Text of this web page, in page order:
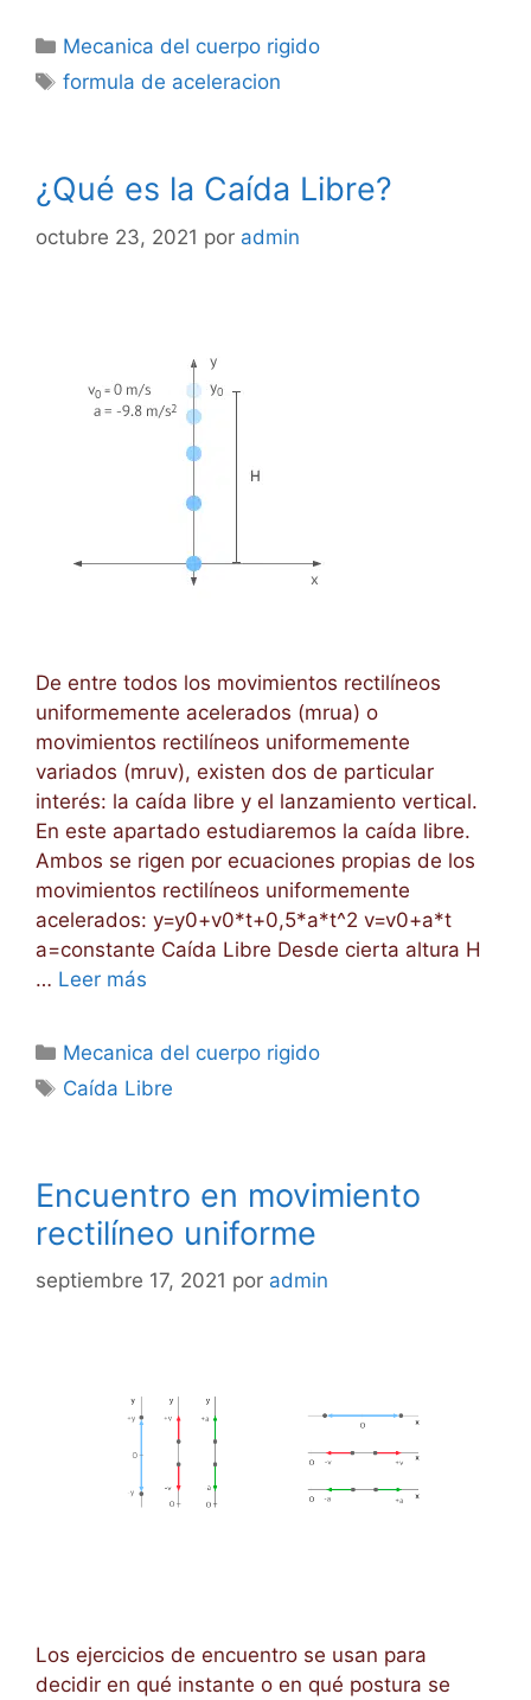
Categorías
Mecanica del cuerpo rigido
Etiquetas
formula de aceleracion
¿Qué es la Caída Libre?
octubre 23, 2021 por admin
De entre todos los movimientos rectilíneos
uniformemente acelerados (mrua) o
movimientos rectilíneos uniformemente
variados (mruv), existen dos de particular
interés: la caída libre y el lanzamiento vertical.
En este apartado estudiaremos la caída libre.
Ambos se rigen por ecuaciones propias de los
movimientos rectilíneos uniformemente
acelerados: y=y0+v0*t+0,5*a*t^2 v=v0+a*t
a=constante Caída Libre Desde cierta altura H
… Leer más
Categorías
Mecanica del cuerpo rigido
Etiquetas
Caída Libre
Encuentro en movimiento
rectilíneo uniforme
septiembre 17, 2021 por admin
Los ejercicios de encuentro se usan para
decidir en qué instante o en qué postura se